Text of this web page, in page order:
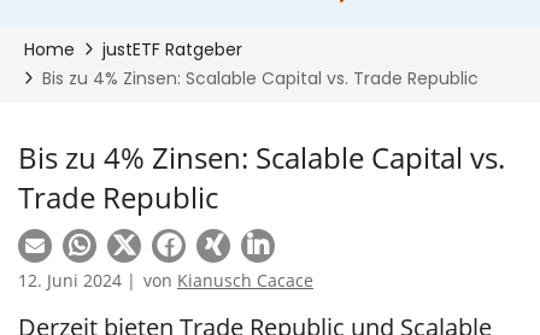
Bis zu 4% Zinsen: Scalable Capital vs.
Trade Republic
12. Juni 2024 | von Kianusch Cacace
Derzeit bieten Trade Republic und Scalable